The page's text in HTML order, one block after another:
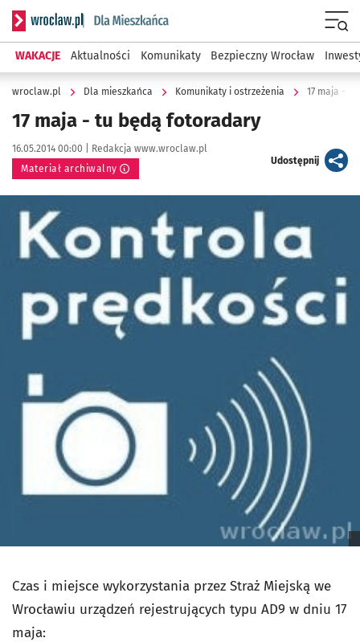
Serwis informacyjny wroclaw.pl podserwis: Dla mieszkańca
WAKACJE Aktualności Komunikaty Bezpieczny Wrocław
wroclaw.pl Dla mieszkańca Komunikaty i ostrzeżenia 17 maja -
17 maja - tu będą fotoradary
Data publikacji:
16.05.2014 00:00 | Autor:
Redakcja www.wroclaw.pl
Materiał archiwalny
Udostępnijartykuł
Czas i miejsce wykorzystania przez Straż Miejską we
Wrocławiu urządzeń rejestrujących typu AD9 w dniu 17
maja: